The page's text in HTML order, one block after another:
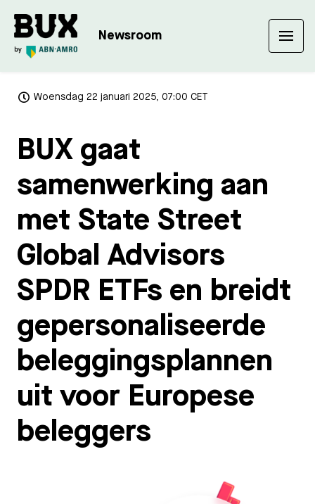
Newsroom
Woensdag 22 januari 2025, 07:00 CET
BUX gaat
samenwerking aan
met State Street
Global Advisors
SPDR ETFs en breidt
gepersonaliseerde
beleggingsplannen
uit voor Europese
beleggers